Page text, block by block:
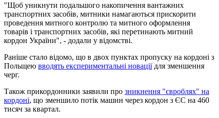
"Щоб уникнути подальшого накопичення вантажних
транспортних засобів, митники намагаються прискорити
проведення митного контролю та митного оформлення
товарів і транспортних засобів, які перетинають митний
кордон України", - додали у відомстві.
Раніше стало відомо, що в двох пунктах пропуску на кордоні з
Польщею вводять експериментальні новаціїдля зменшення
черг.
Також прикордонники заявили про зникнення "євроблях" на
кордоні, що зменшило потік машин через кордон з ЄС на 460
тисяч за квартал.